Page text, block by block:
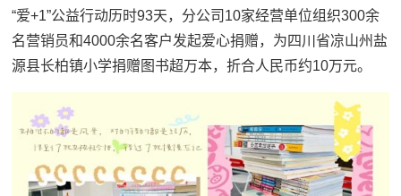
“爱+1”公益行动历时93天，分公司10家经营单位组织300余
名营销员和4000余名客户发起爱心捐赠，为四川省凉山州盐
源县长柏镇小学捐赠图书超万本，折合人民币约10万元。